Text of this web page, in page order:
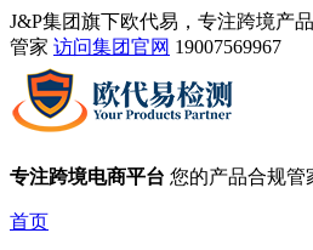
J&P集团旗下欧代易，专注跨境产
管家 访问集团官网 19007569967
专注跨境电商平台 您的产品合规管
首页